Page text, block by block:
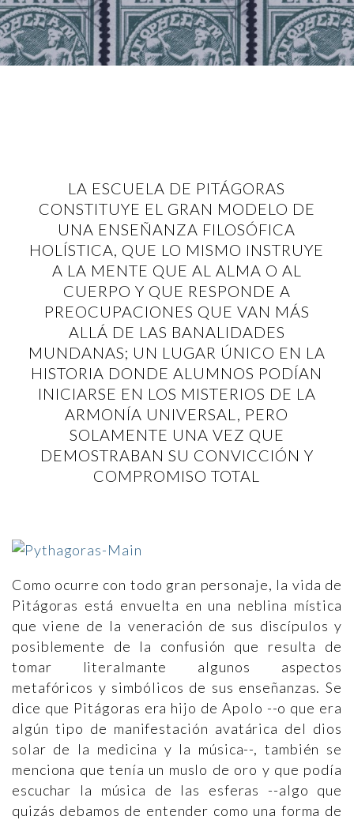
LA ESCUELA DE PITÁGORAS
CONSTITUYE EL GRAN MODELO DE
UNA ENSEÑANZA FILOSÓFICA
HOLÍSTICA, QUE LO MISMO INSTRUYE
A LA MENTE QUE AL ALMA O AL
CUERPO Y QUE RESPONDE A
PREOCUPACIONES QUE VAN MÁS
ALLÁ DE LAS BANALIDADES
MUNDANAS; UN LUGAR ÚNICO EN LA
HISTORIA DONDE ALUMNOS PODÍAN
INICIARSE EN LOS MISTERIOS DE LA
ARMONÍA UNIVERSAL, PERO
SOLAMENTE UNA VEZ QUE
DEMOSTRABAN SU CONVICCIÓN Y
COMPROMISO TOTAL
Como ocurre con todo gran personaje, la vida de
Pitágoras está envuelta en una neblina mística
que viene de la veneración de sus discípulos y
posiblemente de la confusión que resulta de
tomar literalmante algunos aspectos
metafóricos y simbólicos de sus enseñanzas. Se
dice que Pitágoras era hijo de Apolo --o que era
algún tipo de manifestación avatárica del dios
solar de la medicina y la música--, también se
menciona que tenía un muslo de oro y que podía
escuchar la música de las esferas --algo que
quizás debamos de entender como una forma de